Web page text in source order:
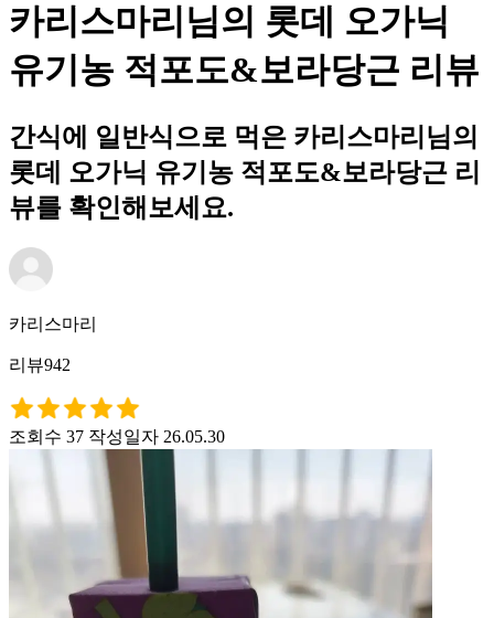
카리스마리님의 롯데 오가닉
유기농 적포도&보라당근 리뷰
간식에 일반식으로 먹은 카리스마리님의
롯데 오가닉 유기농 적포도&보라당근 리
뷰를 확인해보세요.
카리스마리
리뷰942
조회수 37 작성일자 26.05.30